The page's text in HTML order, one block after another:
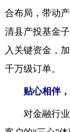
合布局，带动
清县产投基金
入关键资金，
千万级订单。
贴心相伴
对金融行业